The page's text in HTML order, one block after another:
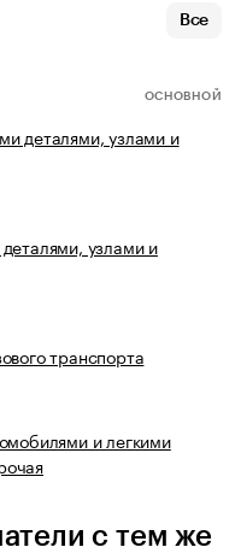
Все
ОСНОВНОЙ
деталями, узлами и
узлами и
транспорта
и легкими
с тем же